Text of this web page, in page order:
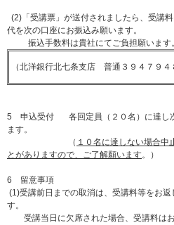
(2)「受講票」が送付されましたら、受講料
代を次の口座にお振込み願います。
振込手数料は貴社にてご負担願います。
（北洋銀行北七条支店 普通３９４７９
5 申込受付 各回定員（２０名）に達し
ます。
（ １０名に達しない場合中
とがありますので、ご了解願います。）
6 留意事項
(1)受講前日までの取消は、受講料等をお返
す。
受講当日に欠席された場合、受講料はお